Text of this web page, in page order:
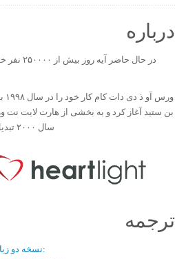
درباره
در حال حاضر آیه روز
ورس
بن ستید آغاز کرد و به بخشی از هارت لایت نت
سال ۲۰۰۰ تبدیل شد.
ترجمه
نسخه دو زبانه: